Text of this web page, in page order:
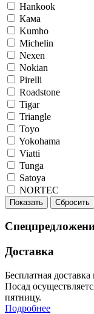
Hankook
Кама
Kumho
Michelin
Nexen
Nokian
Pirelli
Roadstone
Tigar
Triangle
Toyo
Yokohama
Viatti
Tunga
Satoya
NORTEC
Показать Сбросить
Доставка
Бесплатная
Посад
пятницу.
Подробнее